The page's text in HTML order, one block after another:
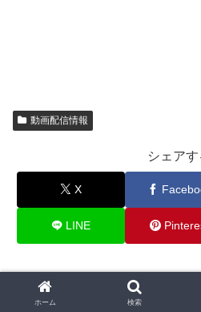
動画配信情報
シェアす
X
LINE
無料動画好きをフ
ホーム 検索